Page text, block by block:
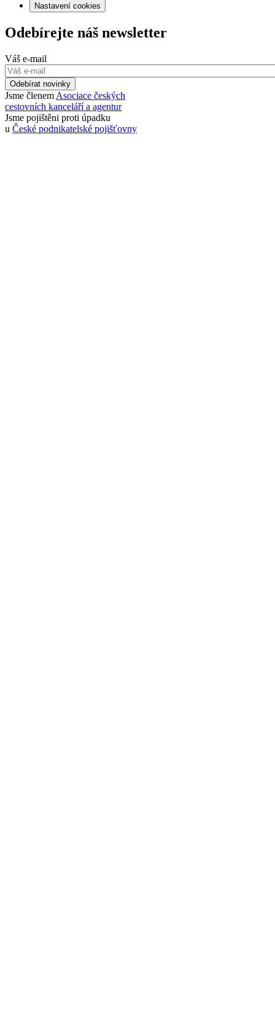
Nastavení cookies
Odebírejte náš newsletter
Váš e-mail
Odebírat novinky
Jsme členem Asociace českých
cestovních kanceláří a agentur
Jsme pojištěni proti úpadku
u České podnikatelské pojišťovny